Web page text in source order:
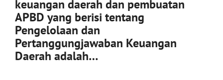
keuangan daerah dan pembuatan
APBD yang berisi tentang
Pengelolaan dan
Pertanggungjawaban Keuangan
Daerah adalah…